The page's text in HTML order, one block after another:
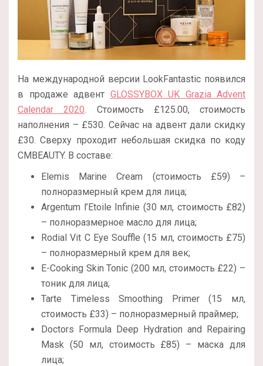
На международной версии LookFantastic появился
в продаже адвент GLOSSYBOX UK Grazia Advent
Calendar 2020. Стоимость £125.00, стоимость
наполнения – £530. Сейчас на адвент дали скидку
£30. Сверху проходит небольшая скидка по коду
CMBEAUTY. В составе:
Elemis Marine Cream (стоимость £59) –
полноразмерный крем для лица;
Argentum l’Etoile Infinie (30 мл, стоимость £82)
– полноразмерное масло для лица;
Rodial Vit C Eye Souffle (15 мл, стоимость £75)
– полноразмерный крем для век;
E-Cooking Skin Tonic (200 мл, стоимость £22) –
тоник для лица;
Tarte Timeless Smoothing Primer (15 мл,
стоимость £33) – полноразмерный праймер;
Doctors Formula Deep Hydration and Repairing
Mask (50 мл, стоимость £85) – маска для
лица;